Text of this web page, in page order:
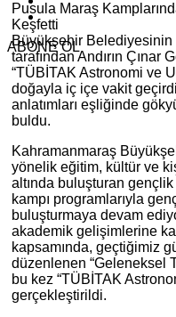
ABONE OL
Pusula Maraş
Keşfetti
Büyükşehir Belediyesinin
tarafından Andırın Çınar
“TÜBİTAK Astronomi ve
doğayla iç içe vakit
anlatımları eşliğinde
buldu.
Kahramanmaraş
yönelik eğitim, kültür ve
altında buluşturan
kampı programlarıyla
buluşturmaya devam
akademik gelişimlerine
kapsamında, geçtiğimiz
düzenlenen “Geleneksel
bu kez “TÜBİTAK
gerçekleştirildi.